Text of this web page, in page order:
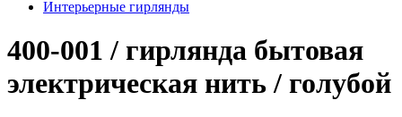
Интерьерные гирлянды
400-001 / гирлянда бытовая
электрическая нить / голубой